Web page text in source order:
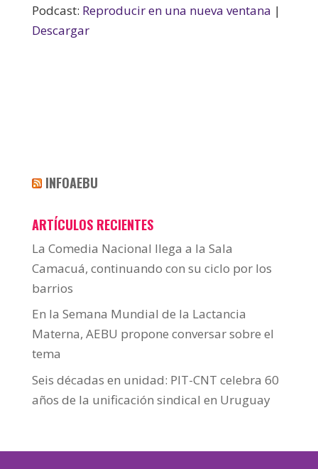
Podcast: Reproducir en una nueva ventana |
Descargar
INFOAEBU
ARTÍCULOS RECIENTES
La Comedia Nacional llega a la Sala
Camacuá, continuando con su ciclo por los
barrios
En la Semana Mundial de la Lactancia
Materna, AEBU propone conversar sobre el
tema
Seis décadas en unidad: PIT-CNT celebra 60
años de la unificación sindical en Uruguay